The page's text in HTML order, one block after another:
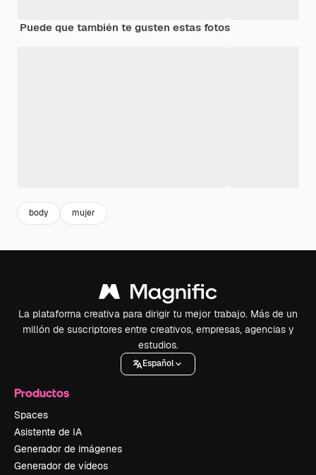
Puede que también te gusten estas fotos
body mujer
La plataforma creativa para dirigir tu mejor trabajo. Más de un
millón de suscriptores entre creativos, empresas, agencias y
estudios.
Español
Productos
Spaces
Asistente de IA
Generador de imágenes
Generador de vídeos